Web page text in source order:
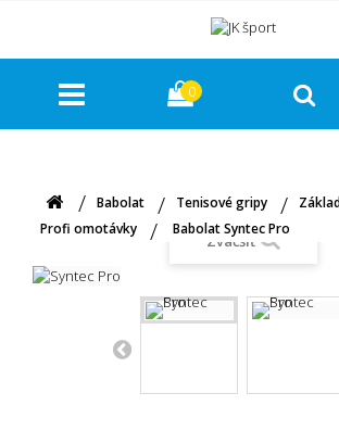
0
Babolat Tenisové gripy
Profi omotávky
Babolat Syntec Pro
Zväčšiť